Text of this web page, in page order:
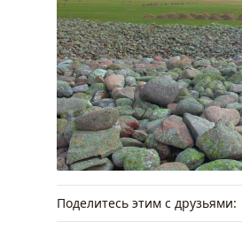
Поделитесь этим с друзьями: